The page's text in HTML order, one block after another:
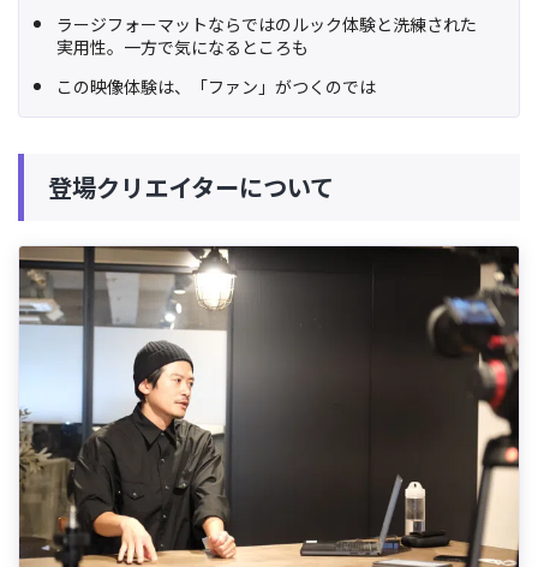
ラージフォーマットならではのルック体験と洗練された
実用性。一方で気になるところも
この映像体験は、「ファン」がつくのでは
登場クリエイターについて